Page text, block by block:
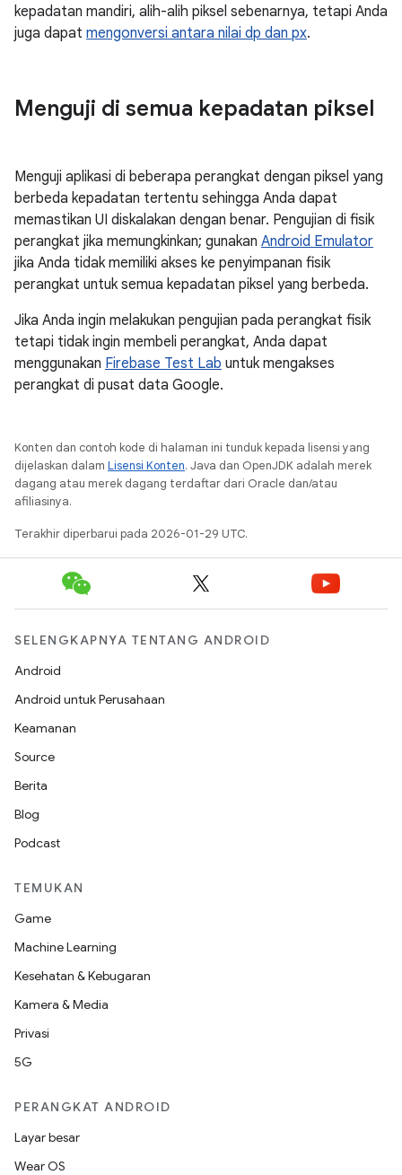
kepadatan mandiri, alih-alih piksel sebenarnya, tetapi Anda
juga dapat mengonversi antara nilai dp dan px.
Menguji di semua kepadatan piksel
Menguji aplikasi di beberapa perangkat dengan piksel yang
berbeda kepadatan tertentu sehingga Anda dapat
memastikan UI diskalakan dengan benar. Pengujian di fisik
perangkat jika memungkinkan; gunakan Android Emulator
jika Anda tidak memiliki akses ke penyimpanan fisik
perangkat untuk semua kepadatan piksel yang berbeda.
Jika Anda ingin melakukan pengujian pada perangkat fisik
tetapi tidak ingin membeli perangkat, Anda dapat
menggunakan Firebase Test Lab untuk mengakses
perangkat di pusat data Google.
Konten dan contoh kode di halaman ini tunduk kepada lisensi yang
dijelaskan dalam Lisensi Konten. Java dan OpenJDK adalah merek
dagang atau merek dagang terdaftar dari Oracle dan/atau
afiliasinya.
Terakhir diperbarui pada 2026-01-29 UTC.
SELENGKAPNYA TENTANG ANDROID
Android
Android untuk Perusahaan
Keamanan
Source
Berita
Blog
Podcast
TEMUKAN
Game
Machine Learning
Kesehatan & Kebugaran
Kamera & Media
Privasi
5G
PERANGKAT ANDROID
Layar besar
Wear OS